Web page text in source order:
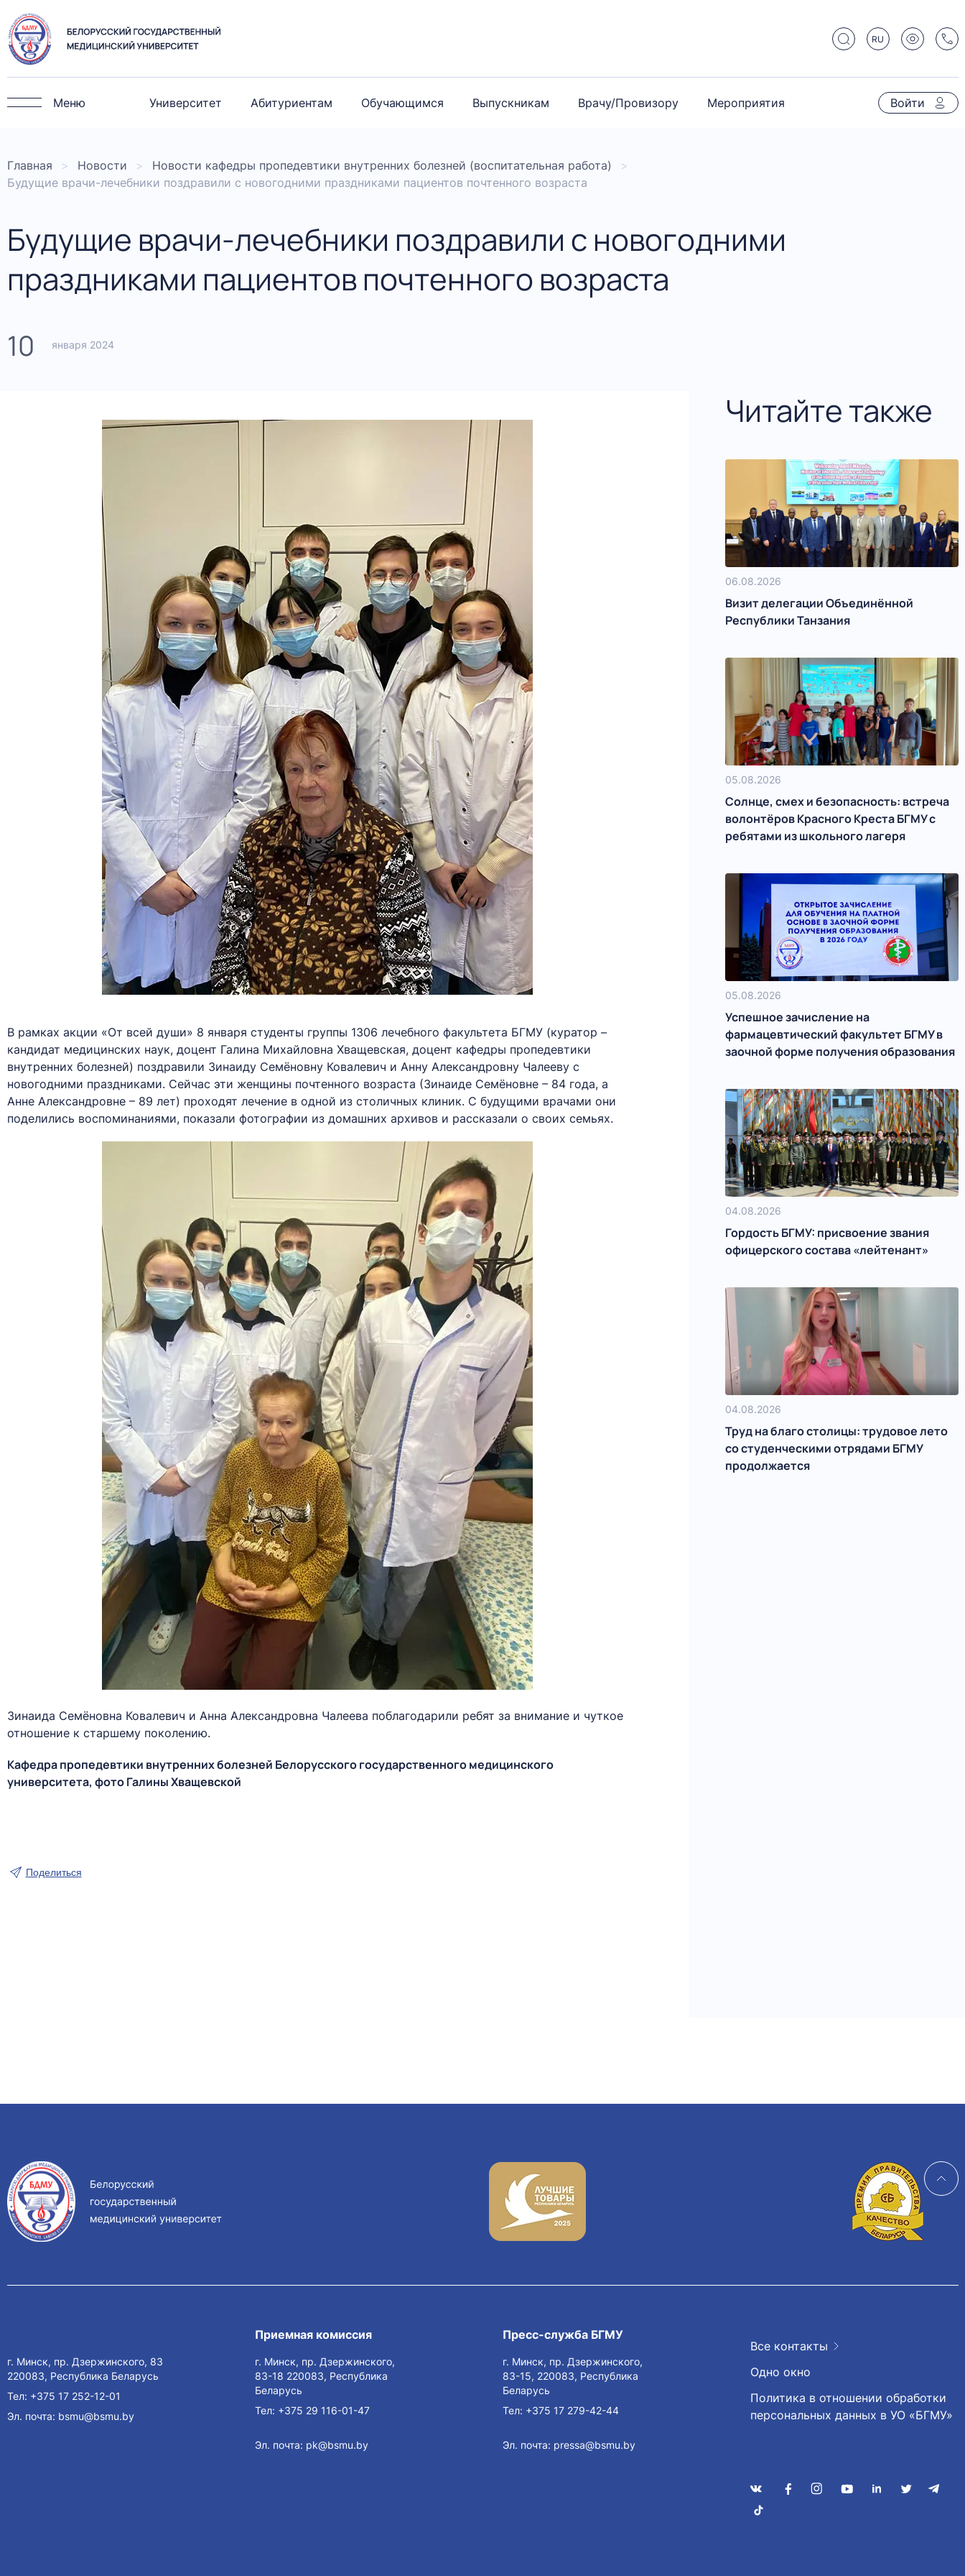
RU
Меню Университет Абитуриентам Обучающимся Выпускникам Врачу/Провизору Мероприятия Войти
Главная Новости
Новости кафедры пропедевтики внутренних болезней (воспитательная работа)
Будущие врачи-лечебники поздравили с новогодними праздниками пациентов почтенного возраста
Будущие врачи-лечебники поздравили с новогодними
праздниками пациентов почтенного возраста
10 января 2024
В рамках акции «От всей души» 8 января студенты группы 1306 лечебного факультета БГМУ (куратор –
кандидат медицинских наук, доцент Галина Михайловна Хващевская, доцент кафедры пропедевтики
внутренних болезней) поздравили Зинаиду Семёновну Ковалевич и Анну Александровну Чалееву с
новогодними праздниками. Сейчас эти женщины почтенного возраста (Зинаиде Семёновне – 84 года, а
Анне Александровне – 89 лет) проходят лечение в одной из столичных клиник. С будущими врачами они
поделились воспоминаниями, показали фотографии из домашних архивов и рассказали о своих семьях.
Зинаида Семёновна Ковалевич и Анна Александровна Чалеева поблагодарили ребят за внимание и чуткое
отношение к старшему поколению.
Кафедра пропедевтики внутренних болезней Белорусского государственного медицинского
университета, фото Галины Хващевской
Поделиться
Читайте также
06.08.2026
Визит делегации Объединённой
Республики Танзания
05.08.2026
Солнце, смех и безопасность: встреча
волонтёров Красного Креста БГМУ с
ребятами из школьного лагеря
05.08.2026
Успешное зачисление на
фармацевтический факультет БГМУ в
заочной форме получения образования
04.08.2026
Гордость БГМУ: присвоение звания
офицерского состава «лейтенант»
04.08.2026
Труд на благо столицы: трудовое лето
со студенческими отрядами БГМУ
продолжается
г. Минск, пр. Дзержинского, 83
220083, Республика Беларусь
Тел: +375 17 252-12-01
Эл. почта: bsmu@bsmu.by
Приемная комиссия
г. Минск, пр. Дзержинского,
83-18 220083, Республика
Беларусь
Тел: +375 29 116-01-47
Эл. почта: pk@bsmu.by
Пресс-служба БГМУ
г. Минск, пр. Дзержинского,
83-15, 220083, Республика
Беларусь
Тел: +375 17 279-42-44
Эл. почта: pressa@bsmu.by
Все контакты
Одно окно
Политика в отношении обработки
персональных данных в УО «БГМУ»